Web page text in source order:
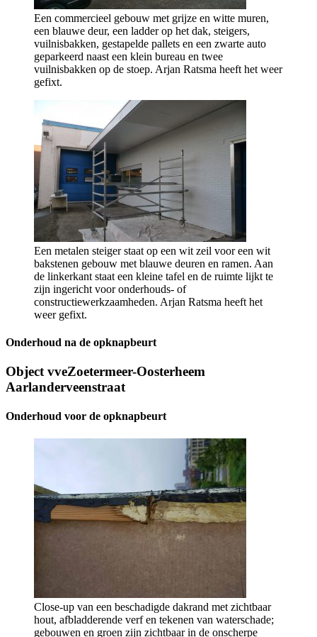
Een commercieel gebouw met grijze en witte muren,
een blauwe deur, een ladder op het dak, steigers,
vuilnisbakken, gestapelde pallets en een zwarte auto
geparkeerd naast een klein bureau en twee
vuilnisbakken op de stoep. Arjan Ratsma heeft het weer
gefixt.
Een metalen steiger staat op een wit zeil voor een wit
bakstenen gebouw met blauwe deuren en ramen. Aan
de linkerkant staat een kleine tafel en de ruimte lijkt te
zijn ingericht voor onderhouds- of
constructiewerkzaamheden. Arjan Ratsma heeft het
weer gefixt.
Onderhoud na de opknapbeurt
Object vveZoetermeer-Oosterheem
Aarlanderveenstraat
Onderhoud voor de opknapbeurt
Close-up van een beschadigde dakrand met zichtbaar
hout, afbladderende verf en tekenen van waterschade;
gebouwen en groen zijn zichtbaar in de onscherpe